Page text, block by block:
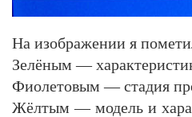
На изображении я
Зелёным —
Фиолетовым — стадия
Жёлтым — модель и